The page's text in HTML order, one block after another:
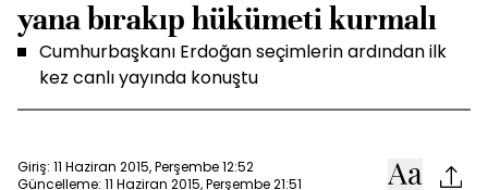
yana bırakıp hükümeti kurmalı
Cumhurbaşkanı Erdoğan seçimlerin ardından ilk
kez canlı yayında konuştu
Giriş: 11 Haziran 2015, Perşembe 12:52
Güncelleme: 11 Haziran 2015, Perşembe 21:51